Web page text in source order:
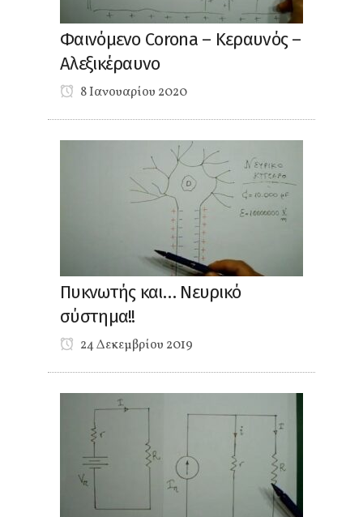
Φαινόμενο Corona – Κεραυνός –
Αλεξικέραυνο
8 Ιανουαρίου 2020
Πυκνωτής και… Νευρικό
σύστημα!!
24 Δεκεμβρίου 2019